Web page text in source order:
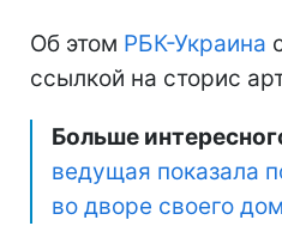
Об этом РБК-Украина
ссылкой на сторис
Больше
ведущая показала
во дворе своего